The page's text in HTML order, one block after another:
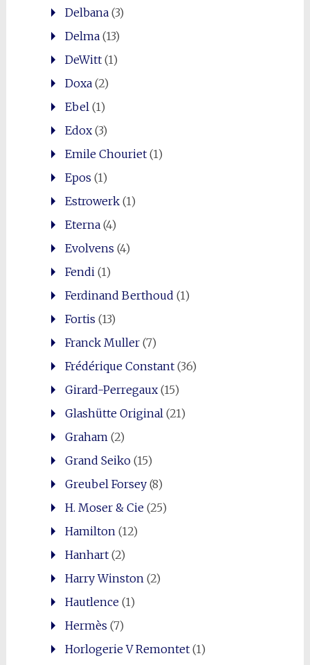
Delbana(3)
Delma(13)
DeWitt(1)
Doxa(2)
Ebel(1)
Edox(3)
Emile Chouriet(1)
Epos (1)
Estrowerk(1)
Eterna(4)
Evolvens (4)
Fendi(1)
Ferdinand Berthoud (1)
Fortis (13)
Franck Muller(7)
Frédérique Constant(36)
Girard-Perregaux(15)
Glashütte Original(21)
Graham(2)
Grand Seiko(15)
Greubel Forsey(8)
H. Moser & Cie(25)
Hamilton(12)
Hanhart(2)
Harry Winston(2)
Hautlence(1)
Hermès (7)
Horlogerie V Remontet(1)